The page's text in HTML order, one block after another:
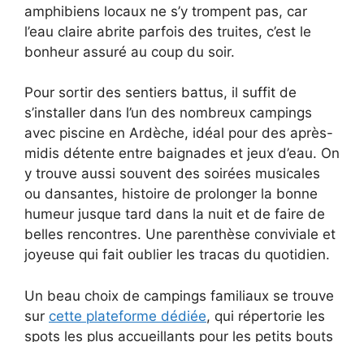
amphibiens locaux ne s’y trompent pas, car
l’eau claire abrite parfois des truites, c’est le
bonheur assuré au coup du soir.
Pour sortir des sentiers battus, il suffit de
s’installer dans l’un des nombreux campings
avec piscine en Ardèche, idéal pour des après-
midis détente entre baignades et jeux d’eau. On
y trouve aussi souvent des soirées musicales
ou dansantes, histoire de prolonger la bonne
humeur jusque tard dans la nuit et de faire de
belles rencontres. Une parenthèse conviviale et
joyeuse qui fait oublier les tracas du quotidien.
Un beau choix de campings familiaux se trouve
sur cette plateforme dédiée, qui répertorie les
spots les plus accueillants pour les petits bouts